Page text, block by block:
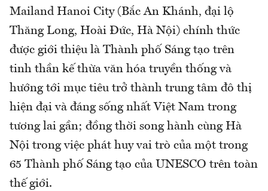
Mailand Hanoi City (Bắc An Khánh, đại lộ
Thăng Long, Hoài Đức, Hà Nội) chính thức
được giới thiệu là Thành phố Sáng tạo trên
tinh thần kế thừa văn hóa truyền thống và
hướng tới mục tiêu trở thành trung tâm đô thị
hiện đại và đáng sống nhất Việt Nam trong
tương lai gần; đồng thời song hành cùng Hà
Nội trong việc phát huy vai trò của một trong
65 Thành phố Sáng tạo của UNESCO trên toàn
thế giới.